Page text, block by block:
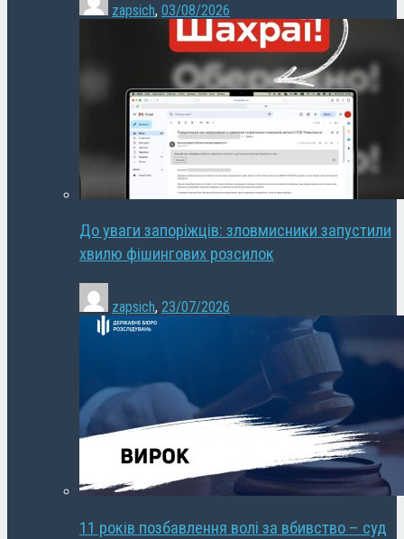
zapsich, 03/08/2026
До уваги запоріжців: зловмисники запустили
хвилю фішингових розсилок
zapsich, 23/07/2026
11 років позбавлення волі за вбивство – суд